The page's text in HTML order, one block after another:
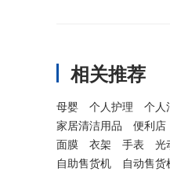
相关推荐
母婴 个人护理 个人
家居清洁用品
便利店
面膜
衣架 手表 光
自助售货机
自动售货